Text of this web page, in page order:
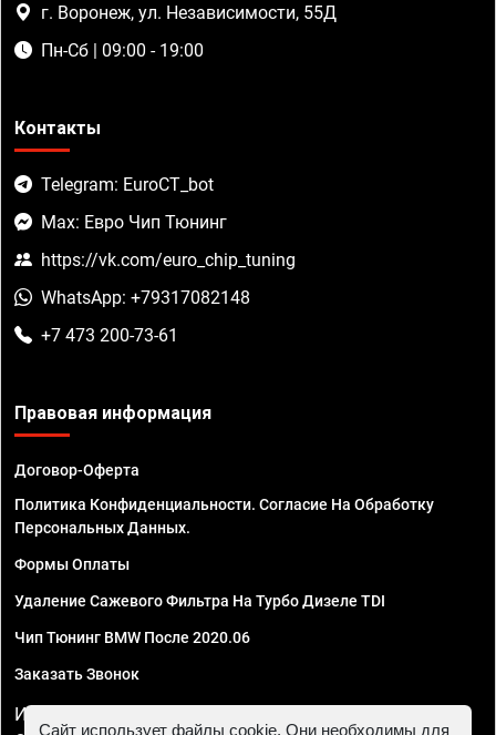
г. Воронеж, ул. Независимости, 55Д
Пн-Сб | 09:00 - 19:00
Контакты
Telegram: EuroCT_bot
Max: Евро Чип Тюнинг
https://vk.com/euro_chip_tuning
WhatsApp: +79317082148
+7 473 200-73-61
Правовая информация
Договор-Оферта
Политика Конфиденциальности. Согласие На Обработку
Персональных Данных.
Формы Оплаты
Удаление Сажевого Фильтра На Турбо Дизеле TDI
Чип Тюнинг BMW После 2020.06
Заказать Звонок
ИП Смирнов Георгий Павлович. ИНН 781302555843,
Сайт использует файлы cookie. Они необходимы для